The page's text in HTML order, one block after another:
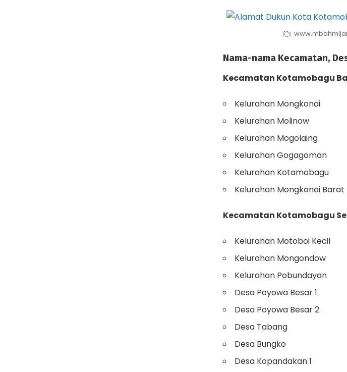
Nama-nama Kecamatan,
Kecamatan Kotamobagu
Kelurahan Mongkonai
Kelurahan Molinow
Kelurahan Mogolaing
Kelurahan Gogagoman
Kelurahan Kotamobagu
Kelurahan Mongkonai Barat
Kecamatan Kotamobagu
Kelurahan Motoboi Kecil
Kelurahan Mongondow
Kelurahan Pobundayan
Desa Poyowa Besar 1
Desa Poyowa Besar 2
Desa Tabang
Desa Bungko
Desa Kopandakan 1